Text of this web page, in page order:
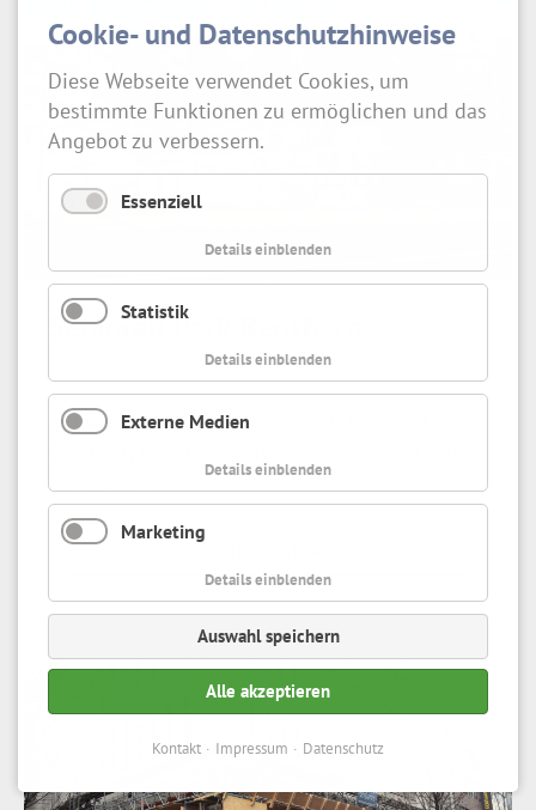
Senioren Park Bensberg
Neubau eines Senioren Parks in Bergisch
mit wächst.
Mehr erfahren
Cookie- und Datenschutzhinweise
Diese Webseite verwendet Cookies, um
bestimmte Funktionen zu ermöglichen und das
Angebot zu verbessern.
Essenziell
Details einblenden
Statistik
Details einblenden
Externe Medien
Details einblenden
Marketing
Details einblenden
Auswahl speichern
Alle akzeptieren
Kontakt Impressum Datenschutz